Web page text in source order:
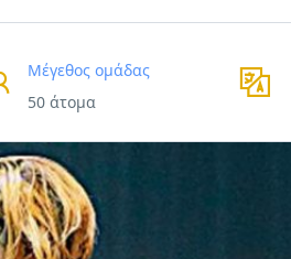
Μέγεθος ομάδας
50 άτομα